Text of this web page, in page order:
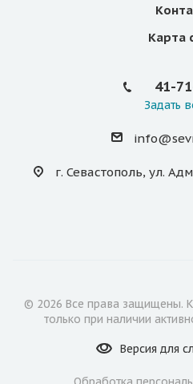
Карта
41-
Задать
г. Севастополь, ул.
© 2026 Все права защищены.
только при наличии
Версия для